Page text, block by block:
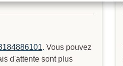
. Vous pouvez
d'attente sont plus